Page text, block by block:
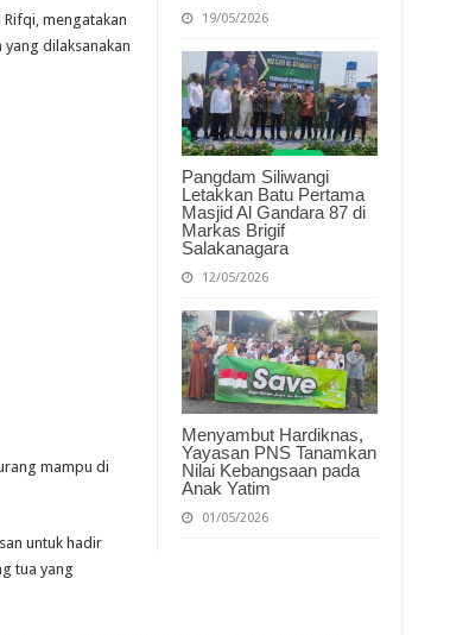
19/05/2026
Pangdam Siliwangi
Letakkan Batu Pertama
Masjid Al Gandara 87 di
Markas Brigif
Salakanagara
12/05/2026
Menyambut Hardiknas,
Yayasan PNS Tanamkan
Nilai Kebangsaan pada
Anak Yatim
01/05/2026
Rifqi, mengatakan
dilaksanakan
mampu di
untuk hadir
tua yang